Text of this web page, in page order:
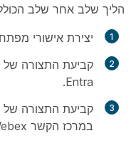
הליך שלב אחר שלב
יצירת אישורי
Entra.
במרכז הקשר Webex.